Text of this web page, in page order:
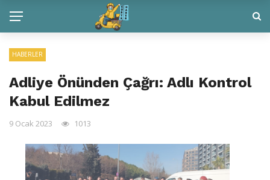
HABERLER
Adliye Önünden Çağrı: Adlı Kontrol
Kabul Edilmez
9 Ocak 2023 1013